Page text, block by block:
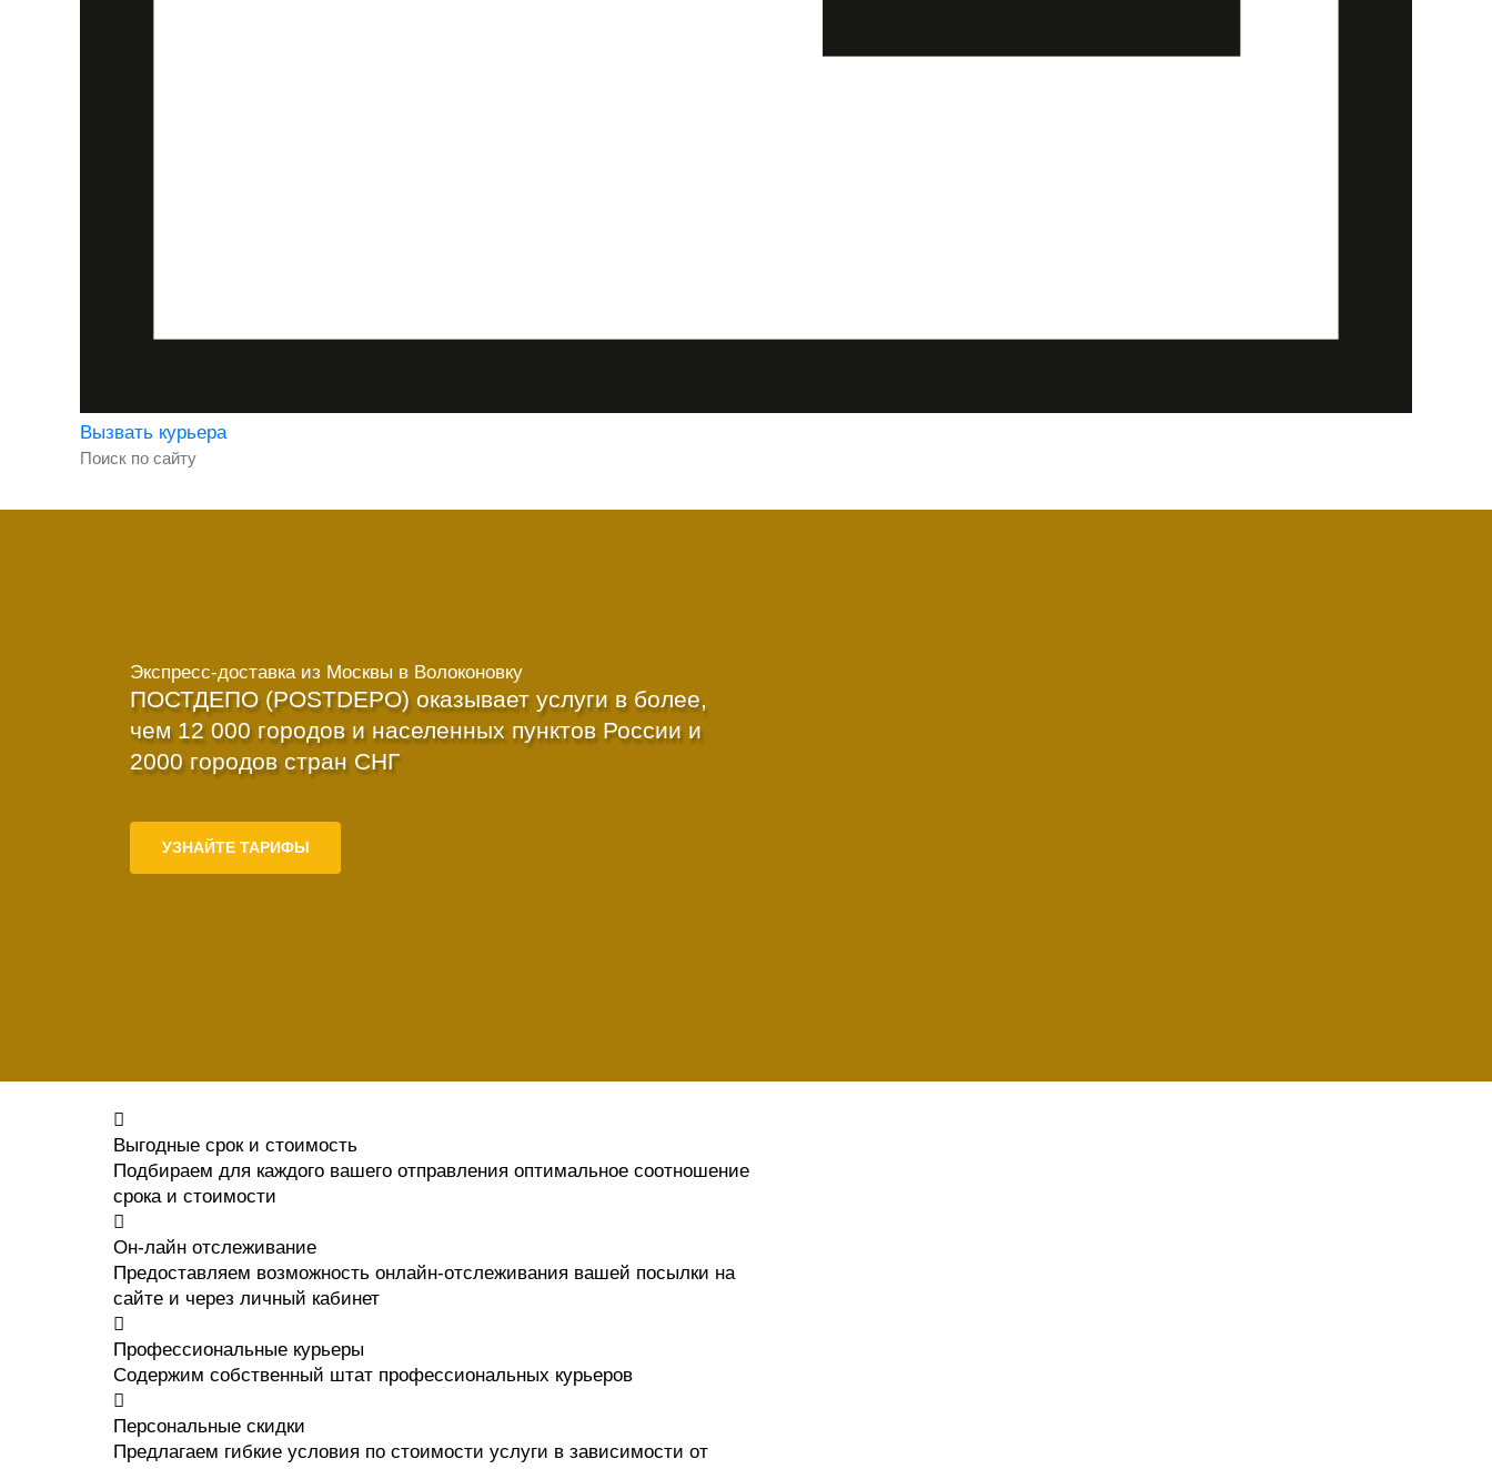
Вызвать курьера
Экспресс-доставка из Москвы в Волоконовку
ПОСТДЕПО (POSTDEPO) оказывает услуги в более,
чем 12 000 городов и населенных пунктов России и
2000 городов стран СНГ
УЗНАЙТЕ ТАРИФЫ
Выгодные срок и стоимость
Подбираем для каждого вашего отправления оптимальное соотношение
срока и стоимости
Он-лайн отслеживание
Предоставляем возможность онлайн-отслеживания вашей посылки на
сайте и через личный кабинет
Профессиональные курьеры
Содержим собственный штат профессиональных курьеров
Персональные скидки
Предлагаем гибкие условия по стоимости услуги в зависимости от